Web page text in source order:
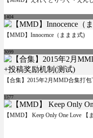
1404
【MMD】Innocence（ままま式)
3099
【合集】2015年2月MMD合集打
1577
【MMD】 Keep Only One Love 【